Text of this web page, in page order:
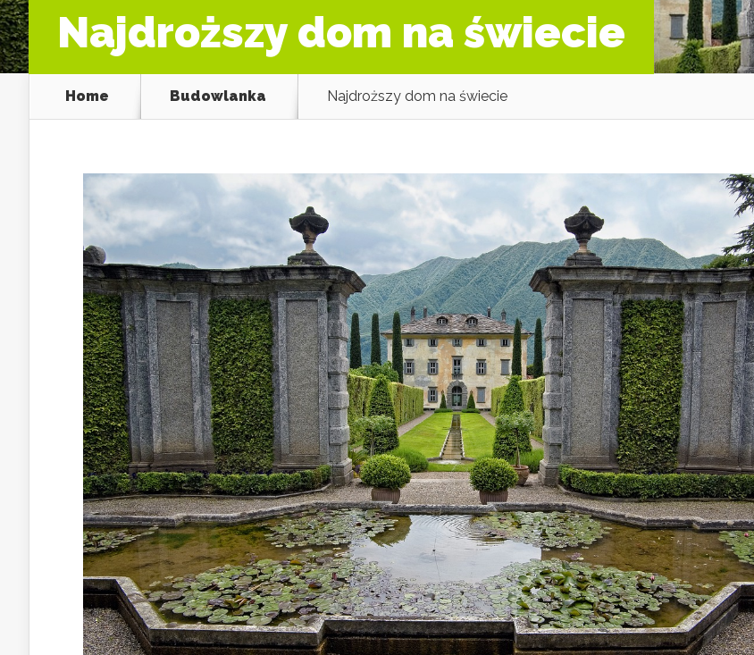
Najdroższy dom na świecie
Home Budowlanka Najdroższy dom na świecie